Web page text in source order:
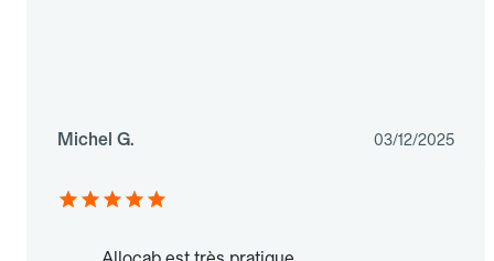
Michel G. 03/12/2025